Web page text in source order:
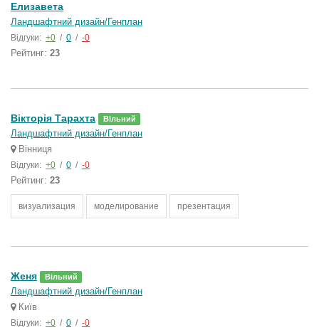
Елизавета
Ландшафтний дизайн/Генплан
Відгуки: +0 / 0 / -0
Рейтинг: 23
Вікторія Тарахта Вільний
Ландшафтний дизайн/Генплан
Вінниця
Відгуки: +0 / 0 / -0
Рейтинг: 23
визуализация моделирование презентация
Женя Вільний
Ландшафтний дизайн/Генплан
Київ
Відгуки: +0 / 0 / -0